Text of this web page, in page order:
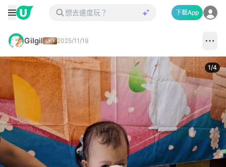
下載App
Gilgil 2025/11/19
1/4